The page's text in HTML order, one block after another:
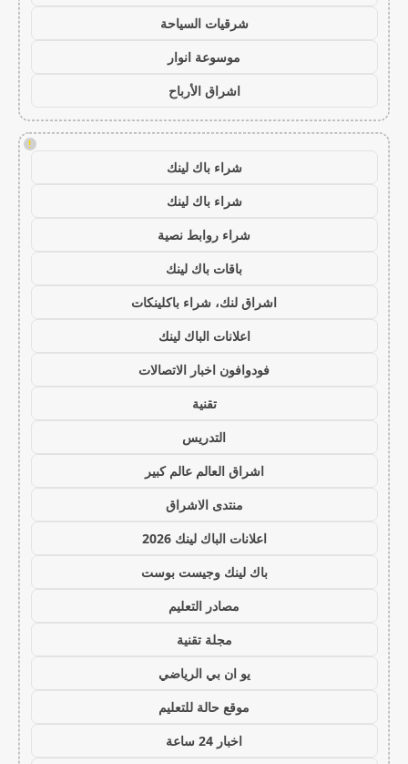
شرقيات السياحة
موسوعة انوار
اشراق الأرباح
!
شراء باك لينك
شراء باك لينك
شراء روابط نصية
باقات باك لينك
اشراق لنك، شراء باكلينكات
اعلانات الباك لينك
فودوافون اخبار الاتصالات
تقنية
التدريس
اشراق العالم عالم كبير
منتدى الاشراق
اعلانات الباك لينك 2026
باك لينك وجيست بوست
مصادر التعليم
مجلة تقنية
يو ان بي الرياضي
موقع حالة للتعليم
اخبار 24 ساعة